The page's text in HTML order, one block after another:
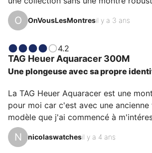
portée tous les jours, qui sait se faire
le faut mais peut aussi se la jouer tape
catégorie, je serais ruiné et je ne
donner de la tête… alors que ma Tag
réussit le défi de cocher toutes ces
O OnVousLesMontresil y a 3 ans
4.2
TAG Heuer Aquaracer 300M
Une plongeuse avec sa propre
La TAG Heuer Aquaracer est une
pour moi car c'est avec une
modèle que j'ai commencé à
l'horlogerie. Cette évolution du
très réussie avec son boîtier de forme
N nicolaswatchesil y a 4 ans